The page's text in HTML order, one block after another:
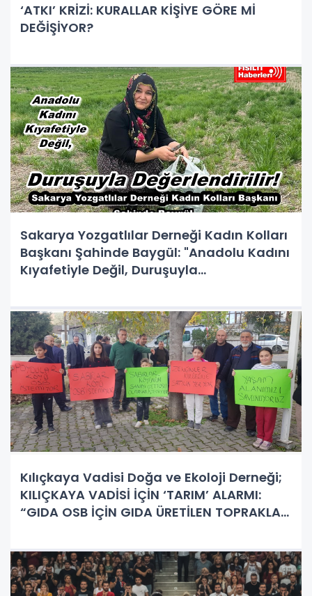
‘ATKI’ KRİZİ: KURALLAR KİŞİYE GÖRE Mİ
DEĞİŞİYOR?
Sakarya Yozgatlılar Derneği Kadın Kolları
Başkanı Şahinde Baygül: "Anadolu Kadını
Kıyafetiyle Değil, Duruşuyla
Kılıçkaya Vadisi Doğa ve Ekoloji Derneği;
KILIÇKAYA VADİSİ İÇİN ‘TARIM’ ALARMI:
“GIDA OSB İÇİN GIDA ÜRETİLEN TOPRAKLARI